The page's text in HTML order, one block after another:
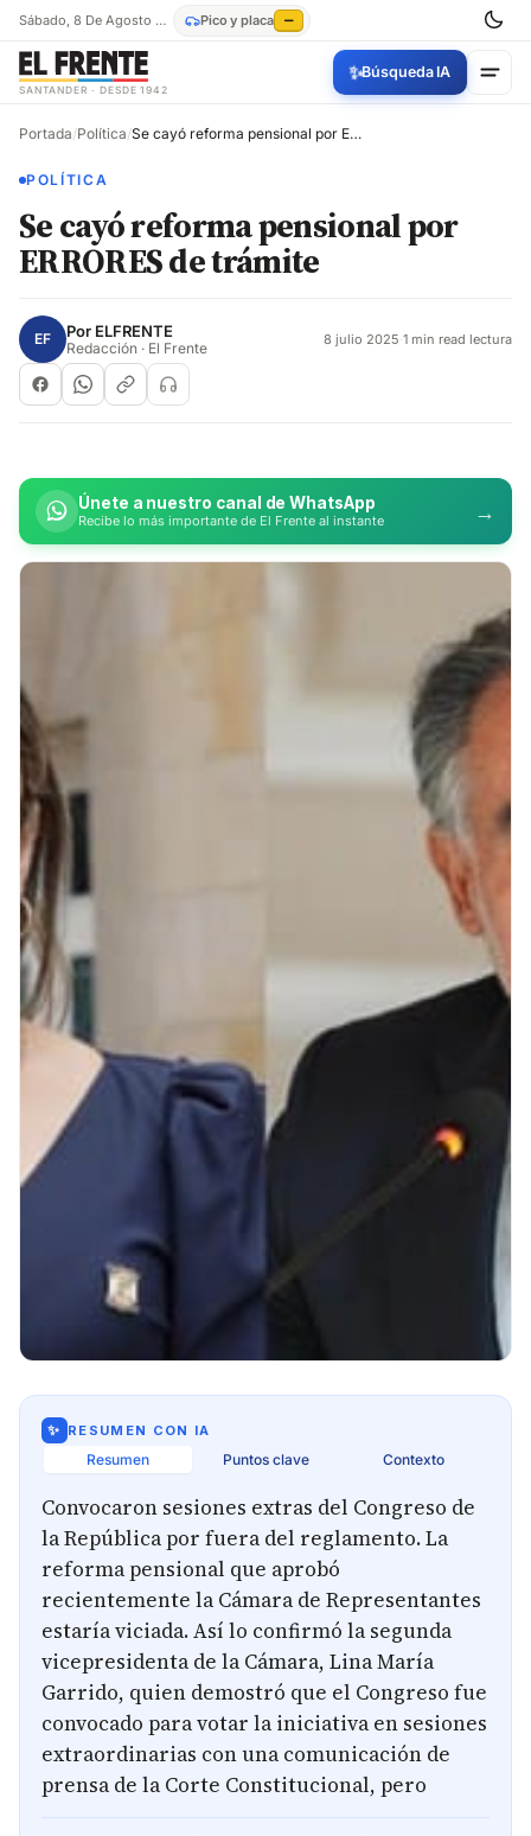
Sábado, 8 De Agosto De 2026 Pico y placa —
SANTANDER · DESDE 1942
✨Búsqueda IA
Portada/Política/ Se cayó reforma pensional por ERRORES de trámite
POLÍTICA
Se cayó reforma pensional por
ERRORES de trámite
EF Por ELFRENTE
Redacción · El Frente 8 julio 2025·1 min read lectura
Únete a nuestro canal de WhatsApp
Recibe lo más importante de El Frente al instante →
✨ RESUMEN CON IA
Resumen Puntos clave Contexto
Convocaron sesiones extras del Congreso de
la República por fuera del reglamento. La
reforma pensional que aprobó
recientemente la Cámara de Representantes
estaría viciada. Así lo confirmó la segunda
vicepresidenta de la Cámara, Lina María
Garrido, quien demostró que el Congreso fue
convocado para votar la iniciativa en sesiones
extraordinarias con una comunicación de
prensa de la Corte Constitucional, pero